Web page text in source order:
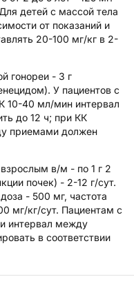
детей с массой тела
от показаний и
20-100 мг/кг в 2-
гонореи - 3 г
У пациентов с
10-40 мл/мин интервал
до 12 ч; при КК
приемами должен
в/м - по 1 г 2
почек) - 2-12 г/сут.
- 500 мг, частота
мг/кг/сут. Пациентам с
интервал между
в соответствии